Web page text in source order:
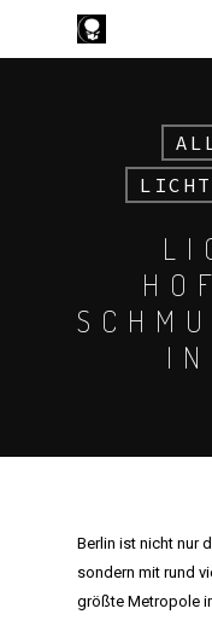
Hit enter to
LICHT
Berlin ist nicht nur
sondern mit rund
größte Metropole